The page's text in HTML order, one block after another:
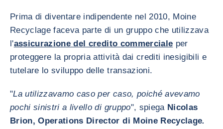
Prima di diventare indipendente nel 2010, Moine
Recyclage faceva parte di un gruppo che utilizzava
l'assicurazione del credito commerciale per
proteggere la propria attività dai crediti inesigibili e
tutelare lo sviluppo delle transazioni.
"La utilizzavamo caso per caso, poiché avevamo
pochi sinistri a livello di gruppo", spiega Nicolas
Brion, Operations Director di Moine Recyclage.